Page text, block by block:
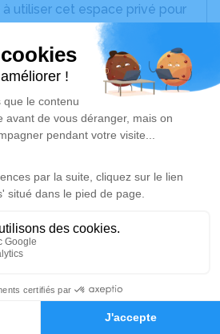
Hommages
à utiliser cet espace privé pour
partager des photos
ou exprimer vos pensées
ou des textes. Cet endroit
dédié à honorer la
DESFOND.
d’arbre hommage est